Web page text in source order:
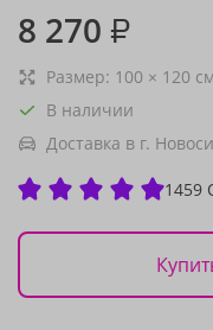
8 270 ₽
Размер: 100 × 120 см
В наличии
Доставка в г.
1459